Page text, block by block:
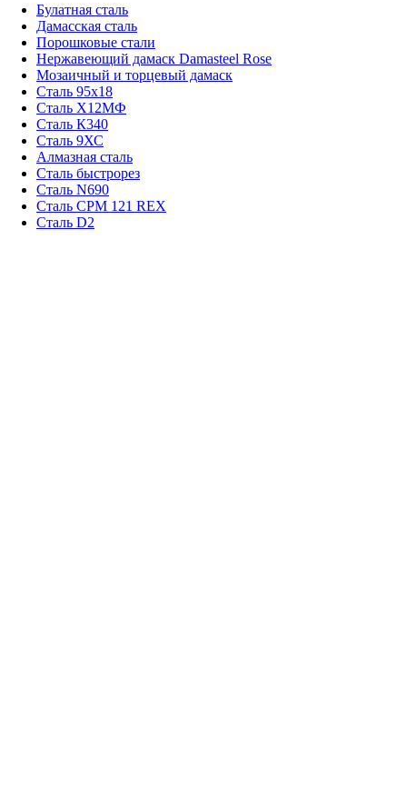
Булатная сталь
Дамасская сталь
Порошковые стали
Нержавеющий дамаск Damasteel Rose
Мозаичный и торцевый дамаск
Сталь 95х18
Сталь Х12МФ
Сталь К340
Сталь 9ХС
Алмазная сталь
Сталь быстрорез
Сталь N690
Сталь CPM 121 REX
Сталь D2